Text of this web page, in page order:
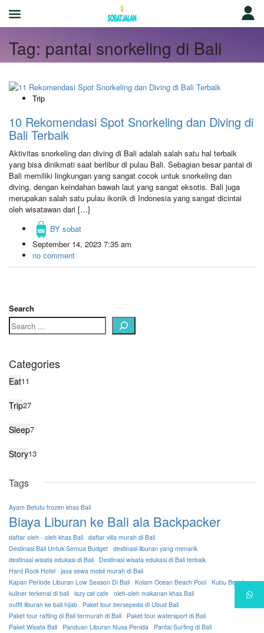
Tag: pantai snorkeling di Bali
Trip
10 Rekomendasi Spot Snorkeling dan Diving di
Bali Terbaik
Aktivitas snorkeling dan diving di Bali adalah salah satu hal terbaik
yang bisa dinikmati saat berlibur di pulau Bali. Sebagian besar pantai di
Bali memiliki lingkungan yang sangat cocok untuk snorkeling dan
diving, dengan keindahan bawah laut yang sangat eksotis. Bali juga
merupakan salah satu pulau ikonik di Indonesia yang sangat dicintai
oleh wisatawan dari […]
BY sobat
September 14, 2023 7:35 am
no comment
Search
Categories
Eat11
Trip27
Sleep7
Story13
Tags
Ayam Betutu frozen khas Bali
Biaya Liburan ke Bali ala Backpacker
daftar oleh - oleh khas Bali daftar villa murah di Bali
Destinasi Bali Untuk Semua Budget destinasi liburan yang menarik
destinasi wisata edukasi di Bali
Destinasi wisata edukasi di Bali terbaik
Hard Rock Hotel jasa sewa mobil murah di Bali
Kapan Periode Liburan Low Season Di Bali Kolam Ocean Beach Pool Kubu Beach
kuliner terkenal di bali lazy cat cafe oleh-oleh makanan khas Bali
outfit liburan ke bali hijab
Paket tour bersepeda di Ubud Bali
Paket tour rafting di Bali termurah di Bali
Paket tour watersport di Bali
Paket Wisata Bali
Panduan Liburan Nusa Penida
Pantai Surfing di Bali